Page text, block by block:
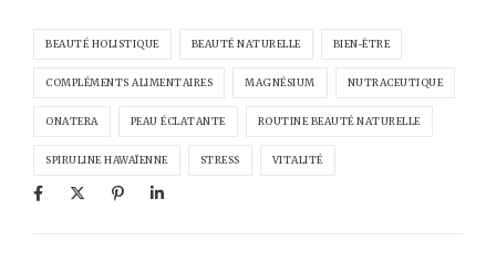
BEAUTÉ HOLISTIQUE BEAUTÉ NATURELLE BIEN-ÊTRE
COMPLÉMENTS ALIMENTAIRES MAGNÉSIUM NUTRACEUTIQUE
ONATERA PEAU ÉCLATANTE ROUTINE BEAUTÉ NATURELLE
SPIRULINE HAWAÏENNE STRESS VITALITÉ